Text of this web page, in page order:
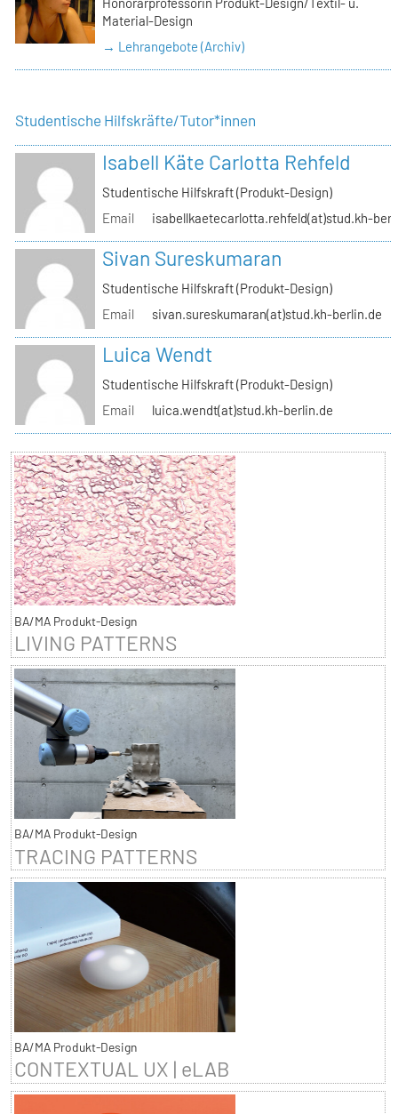
Material-Design
→ Lehrangebote (Archiv)
Studentische Hilfskräfte/Tutor*innen
Isabell Käte Carlotta Rehfeld
Studentische Hilfskraft (Produkt-Design)
Email
isabellkaetecarlotta.rehfeld(at)stud.kh-
Sivan Sureskumaran
Studentische Hilfskraft (Produkt-Design)
Email
sivan.sureskumaran(at)stud.kh-berlin.de
Luica Wendt
Studentische Hilfskraft (Produkt-Design)
Email
luica.wendt(at)stud.kh-berlin.de
BA/MA Produkt-Design
LIVING PATTERNS
BA/MA Produkt-Design
TRACING PATTERNS
BA/MA Produkt-Design
CONTEXTUAL UX | eLAB